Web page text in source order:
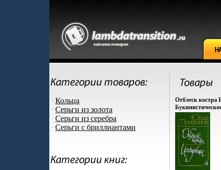
Кольца
Серьги из золота
Серьги из серебра
Серьги с бриллиантами
Отблеск костра
Хорошая
Москва, 1988 г
ISBN 5-265-
Формат:
13081p.